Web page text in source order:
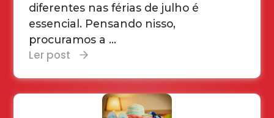
diferentes nas férias de julho é
essencial. Pensando nisso,
procuramos a ...
Ler post